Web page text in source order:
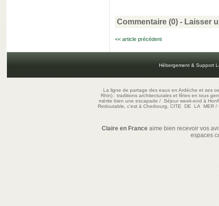
Commentaire (0) - Laisser
<< article précédent
Hébergement & Support
La ligne de partage des eaux en Ardèche et ses
Rhin) : traditions architecturales et fêtes en tous
mérite bien une escapade/Séjour week-end à
Redoutable, c'est à Cherbourg, CITE DE LA MER/
Claire en Franceaime bien recevoir vos
espaces